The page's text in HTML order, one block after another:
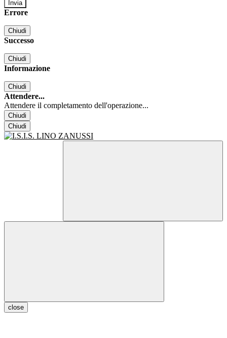
Errore
Chiudi
Successo
Chiudi
Informazione
Chiudi
Attendere...
Attendere il completamento dell'operazione...
Chiudi
Chiudi
close